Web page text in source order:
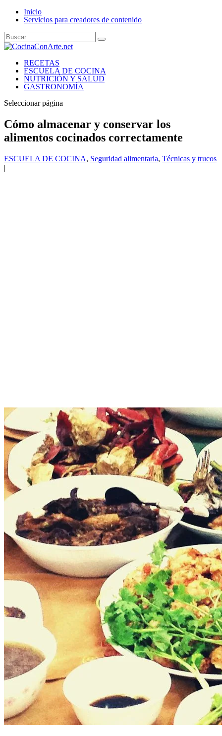
Inicio
Servicios para creadores de contenido
RECETAS
ESCUELA DE COCINA
NUTRICIÓN Y SALUD
GASTRONOMÍA
Seleccionar página
Cómo almacenar y conservar los
alimentos cocinados correctamente
ESCUELA DE COCINA, Seguridad alimentaria, Técnicas y trucos
|